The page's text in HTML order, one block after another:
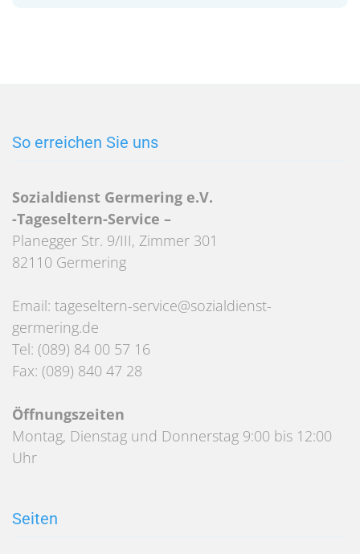
So erreichen Sie uns
Sozialdienst Germering e.V.
-Tageseltern-Service –
Planegger Str. 9/III, Zimmer 301
82110 Germering
Email: tageseltern-service@sozialdienst-
germering.de
Tel: (089) 84 00 57 16
Fax: (089) 840 47 28
Öffnungszeiten
Montag, Dienstag und Donnerstag 9:00 bis 12:00
Uhr
Seiten